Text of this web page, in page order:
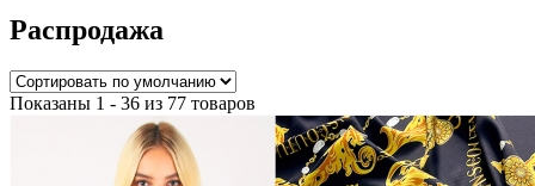
Распродажа
Показаны 1 - 36 из 77 товаров